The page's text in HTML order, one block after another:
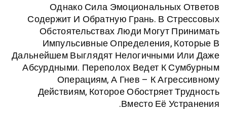
Однако Сила
Содержит И Обратную Грань. В
Обстоятельствах Люди Могут
Импульсивные Определения,
Дальнейшем Выглядят Нелогичными
Абсурдными. Переполох Ведет К
Операциям, А Гнев – К
Действиям, Которое Обостряет
Вместо Её